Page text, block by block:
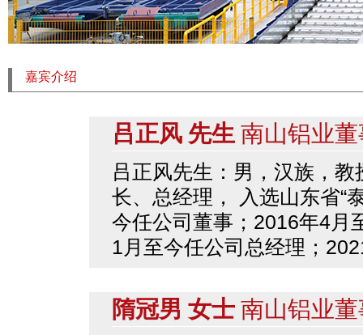
嘉宾介绍
吕正风 先生 南山铝业
吕正风先生：男，汉族，
长、总经理， 入选山东省“
今任公司董事；2016年4月
1月至今任公司总经理；
隋冠男 女士 南山铝业